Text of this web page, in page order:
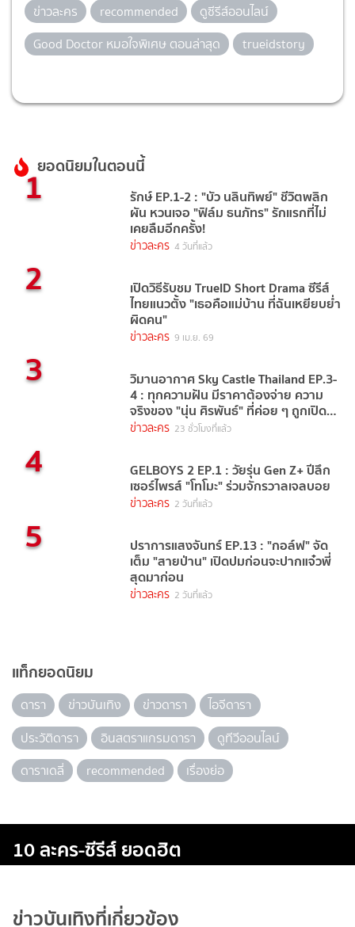
ข่าวละคร
recommended
ดูซีรีส์ออนไลน์
Good Doctor หมอใจพิเศษ ตอนล่าสุด
trueidstory
ยอดนิยมในตอนนี้
1 รักษ์ EP.1-2 : "บัว นลินทิพย์" ชีวิตพลิก
ผัน หวนเจอ "ฟิล์ม ธนภัทร" รักแรกที่ไม่
เคยลืมอีกครั้ง!
ข่าวละคร 4 วันที่แล้ว
2 เปิดวิธีรับชม TrueID Short Drama ซีรีส์
ไทยแนวตั้ง "เธอคือแม่บ้าน ที่ฉันเหยียบย่ำ
ผิดคน"
ข่าวละคร 9 เม.ย. 69
3 วิมานอากาศ Sky Castle Thailand EP.3-
4 : ทุกความฝัน มีราคาต้องจ่าย ความ
จริงของ "นุ่น ศิรพันธ์" ที่ค่อย ๆ ถูกเปิด
เผย
ข่าวละคร 23 ชั่วโมงที่แล้ว
4 GELBOYS 2 EP.1 : วัยรุ่น Gen Z+ ปีลึก
เซอร์ไพรส์ "โทโมะ" ร่วมจักรวาลเจลบอย
ข่าวละคร 2 วันที่แล้ว
5 ปราการแสงจันทร์ EP.13 : "กอล์ฟ" จัด
เต็ม "สายป่าน" เปิดปมก่อนจะปากแจ๋วพี่
สุดมาก่อน
ข่าวละคร 2 วันที่แล้ว
แท็กยอดนิยม
ดารา ข่าวบันเทิง ข่าวดารา
ไอจีดารา
ประวัติดารา
อินสตราแกรมดารา
ดูทีวีออนไลน์
ดาราเดลี่
recommended เรื่องย่อ
10 ละคร-ซีรีส์ ยอดฮิต
ข่าวบันเทิงที่เกี่ยวข้อง